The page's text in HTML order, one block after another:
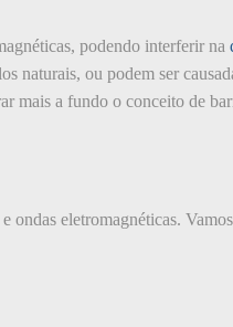
podendo interferir na
naturais, ou podem ser
mais a fundo o conceito de
ondas eletromagnéticas.